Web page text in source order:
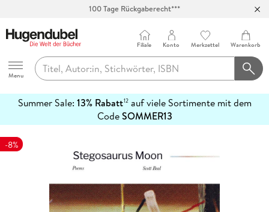
100 Tage Rückgaberecht***
Hugendubel
Menu
Filiale Konto Merkzettel Warenkorb
Summer Sale: 13% Rabatt12auf viele Sortimente mit dem
CodeSOMMER13
erfahren
-8%